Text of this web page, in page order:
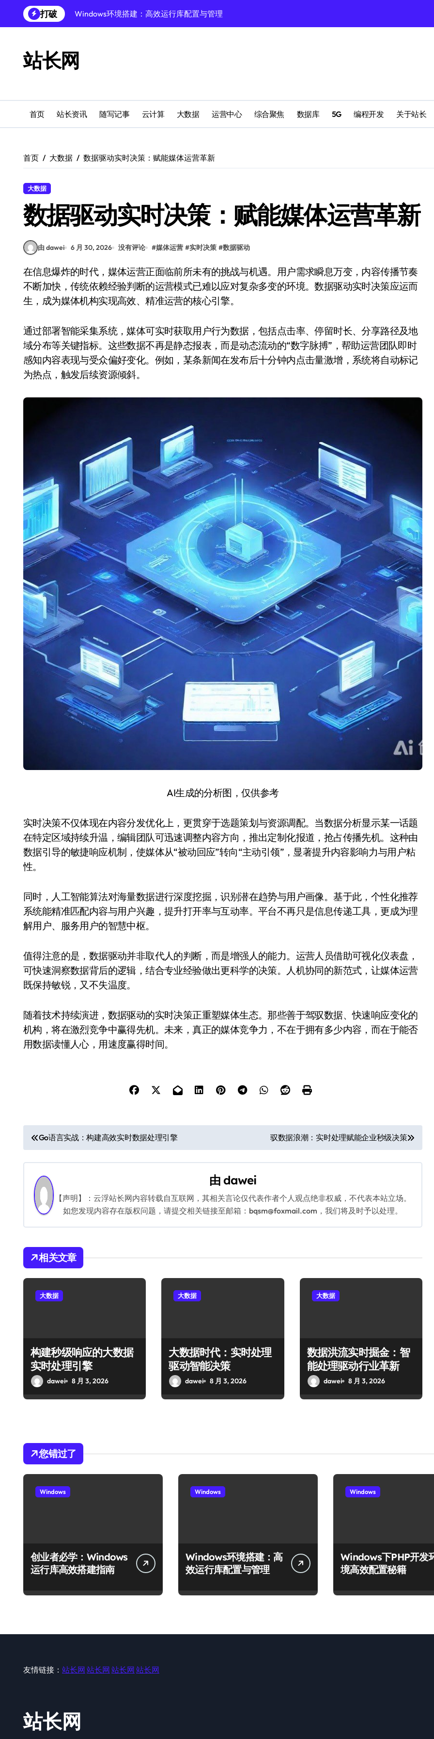
到
打破
Windows环境搭建：高效运行库配置与管理
跨界融合下站长云安全防护新策略
Windows多媒体开发环境搭建与运行库管理
Windows云环境高效搭建：运行库与安全配置
机器学习赋能站长：技术跨界新视界
服务器跨界融合：技术前瞻新风口
站长网
首页 站长资讯 随写记事 云计算 大数据 运营中心 综合聚焦 数据库 5G 编程开发 关于站长
首页 大数据 数据驱动实时决策：赋能媒体运营革新
大数据
数据驱动实时决策：赋能媒体运营革新
由 dawei 6 月 30, 2026 没有评论 #媒体运营 #实时决策 #数据驱动
在信息爆炸的时代，媒体运营正面临前所未有的挑战与机遇。用户需求瞬息万变，内容传播节奏
不断加快，传统依赖经验判断的运营模式已难以应对复杂多变的环境。数据驱动实时决策应运而
生，成为媒体机构实现高效、精准运营的核心引擎。
通过部署智能采集系统，媒体可实时获取用户行为数据，包括点击率、停留时长、分享路径及地
域分布等关键指标。这些数据不再是静态报表，而是动态流动的“数字脉搏”，帮助运营团队即时
感知内容表现与受众偏好变化。例如，某条新闻在发布后十分钟内点击量激增，系统将自动标记
为热点，触发后续资源倾斜。
AI生成的分析图，仅供参考
实时决策不仅体现在内容分发优化上，更贯穿于选题策划与资源调配。当数据分析显示某一话题
在特定区域持续升温，编辑团队可迅速调整内容方向，推出定制化报道，抢占传播先机。这种由
数据引导的敏捷响应机制，使媒体从“被动回应”转向“主动引领”，显著提升内容影响力与用户粘
性。
同时，人工智能算法对海量数据进行深度挖掘，识别潜在趋势与用户画像。基于此，个性化推荐
系统能精准匹配内容与用户兴趣，提升打开率与互动率。平台不再只是信息传递工具，更成为理
解用户、服务用户的智慧中枢。
值得注意的是，数据驱动并非取代人的判断，而是增强人的能力。运营人员借助可视化仪表盘，
可快速洞察数据背后的逻辑，结合专业经验做出更科学的决策。人机协同的新范式，让媒体运营
既保持敏锐，又不失温度。
随着技术持续演进，数据驱动的实时决策正重塑媒体生态。那些善于驾驭数据、快速响应变化的
机构，将在激烈竞争中赢得先机。未来，真正的媒体竞争力，不在于拥有多少内容，而在于能否
用数据读懂人心，用速度赢得时间。
文
章
导
航
Go语言实战：构建高效实时数据处理引擎 驭数据浪潮：实时处理赋能企业秒级决策
由 dawei
【声明】：云浮站长网内容转载自互联网，其相关言论仅代表作者个人观点绝非权威，不代表本站立场。
如您发现内容存在版权问题，请提交相关链接至邮箱：bqsm@foxmail.com，我们将及时予以处理。
相关文章
大数据
构建秒级响应的大数据
实时处理引擎
dawei 8 月 3, 2026
大数据
大数据时代：实时处理
驱动智能决策
dawei 8 月 3, 2026
大数据
数据洪流实时掘金：智
能处理驱动行业革新
dawei 8 月 3, 2026
您错过了
Windows
创业者必学：Windows
运行库高效搭建指南
Windows
Windows环境搭建：高
效运行库配置与管理
Windows
Windows下PHP开发
境高效配置秘籍
友情链接： 站长网 站长网 站长网 站长网
站长网